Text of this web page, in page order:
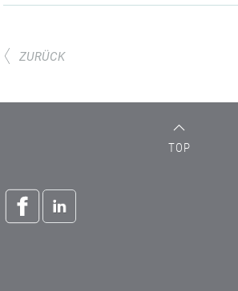
ZURÜCK
TOP